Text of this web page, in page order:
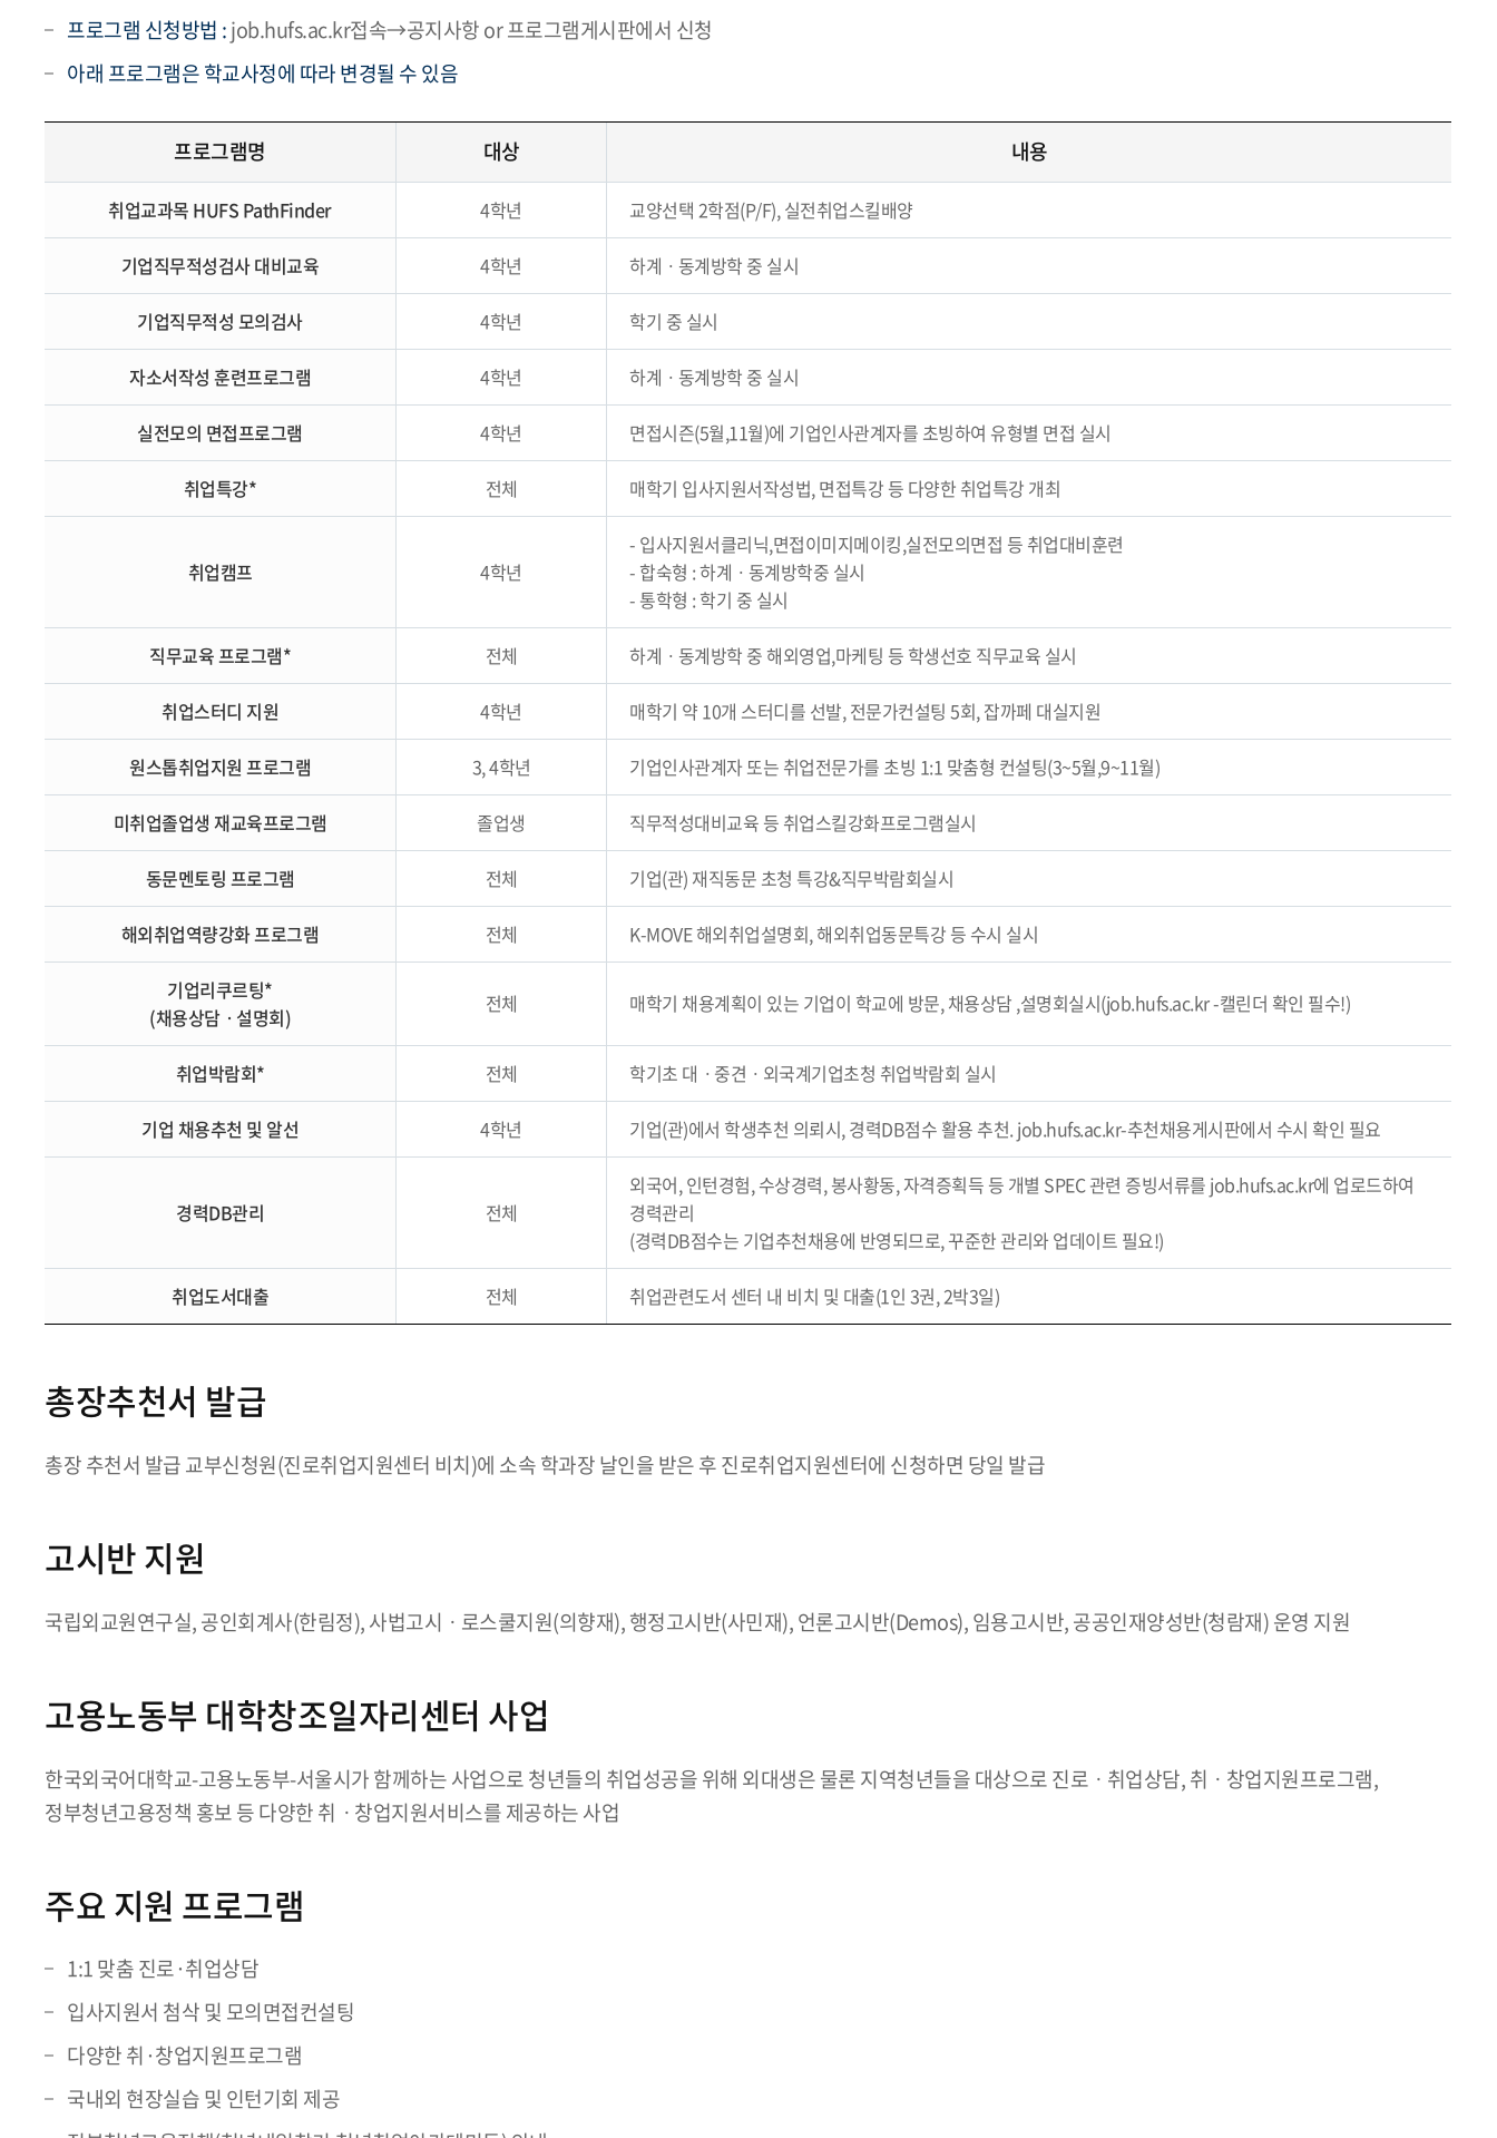
프로그램 신청방법 :job.hufs.ac.kr접속→공지사항 or 프로그램게시판에서 신청
아래 프로그램은 학교사정에 따라 변경될 수 있음
프로그램명 대상 내용
취업교과목 HUFS PathFinder 4학년 교양선택 2학점(P/F), 실전취업스킬배양
기업직무적성검사 대비교육 4학년 하계ㆍ동계방학 중 실시
기업직무적성 모의검사 4학년 학기 중 실시
자소서작성 훈련프로그램 4학년 하계ㆍ동계방학 중 실시
실전모의 면접프로그램 4학년 면접시즌(5월,11월)에 기업인사관계자를 초빙하여 유형별 면접 실시
취업특강* 전체 매학기 입사지원서작성법, 면접특강 등 다양한 취업특강 개최
취업캠프 4학년
- 입사지원서클리닉,면접이미지메이킹,실전모의면접 등 취업대비훈련
- 합숙형 : 하계ㆍ동계방학중 실시
- 통학형 : 학기 중 실시
직무교육 프로그램* 전체 하계ㆍ동계방학 중 해외영업,마케팅 등 학생선호 직무교육 실시
취업스터디 지원 4학년 매학기 약 10개 스터디를 선발, 전문가컨설팅 5회, 잡까페 대실지원
원스톱취업지원 프로그램 3, 4학년 기업인사관계자 또는 취업전문가를 초빙 1:1 맞춤형 컨설팅(3~5월,9~11월)
미취업졸업생 재교육프로그램 졸업생 직무적성대비교육 등 취업스킬강화프로그램실시
동문멘토링 프로그램 전체 기업(관) 재직동문 초청 특강&직무박람회실시
해외취업역량강화 프로그램 전체 K-MOVE 해외취업설명회, 해외취업동문특강 등 수시 실시
기업리쿠르팅*
(채용상담ㆍ설명회)
전체 매학기 채용계획이 있는 기업이 학교에 방문, 채용상담 ,설명회실시(job.hufs.ac.kr -캘린더 확인 필수!)
취업박람회* 전체 학기초 대ㆍ중견ㆍ외국계기업초청 취업박람회 실시
기업 채용추천 및 알선 4학년 기업(관)에서 학생추천 의뢰시, 경력DB점수 활용 추천. job.hufs.ac.kr-추천채용게시판에서 수시 확인 필요
경력DB관리 전체
외국어, 인턴경험, 수상경력, 봉사황동, 자격증획득 등 개별 SPEC 관련 증빙서류를 job.hufs.ac.kr에 업로드하여
경력관리
(경력DB점수는 기업추천채용에 반영되므로, 꾸준한 관리와 업데이트 필요!)
취업도서대출 전체 취업관련도서 센터 내 비치 및 대출(1인 3권, 2박3일)
총장추천서 발급
총장 추천서 발급 교부신청원(진로취업지원센터 비치)에 소속 학과장 날인을 받은 후 진로취업지원센터에 신청하면 당일 발급
고시반 지원
국립외교원연구실, 공인회계사(한림정), 사법고시ㆍ로스쿨지원(의향재), 행정고시반(사민재), 언론고시반(Demos), 임용고시반, 공공인재양성반(청람재) 운영 지원
고용노동부 대학창조일자리센터 사업
한국외국어대학교-고용노동부-서울시가 함께하는 사업으로 청년들의 취업성공을 위해 외대생은 물론 지역청년들을 대상으로 진로ㆍ취업상담, 취ㆍ창업지원프로그램,
정부청년고용정책 홍보 등 다양한 취ㆍ창업지원서비스를 제공하는 사업
주요 지원 프로그램
1:1 맞춤 진로·취업상담
입사지원서 첨삭 및 모의면접컨설팅
다양한 취·창업지원프로그램
국내외 현장실습 및 인턴기회 제공